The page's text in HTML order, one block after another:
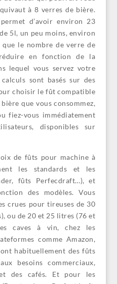
à 8 verres de bière.
d’avoir environ 23
5l, un peu moins, environ
le nombre de verre de
en fonction de la
lequel vous servez votre
sont basés sur des
choisir le fût compatible
que vous consommez,
fiez-vous immédiatement
disponibles sur
de fûts pour machine à
les standards et les
fûts Perfecdraft…), et
des modèles. Vous
crues pour tireuses de 30
ou de 20 et 25 litres (76 et
caves à vin, chez les
comme Amazon,
habituellement des fûts
besoins commerciaux,
des cafés. Et pour les